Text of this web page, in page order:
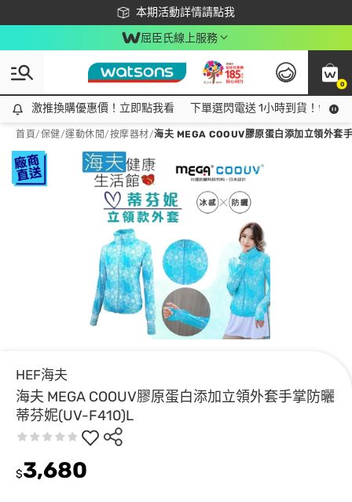
本期活動詳情請點我
下載app最高回饋$350
屈臣氏線上服務
0
激推換購優惠價！立即點我看
激推換購優惠價！立即點我看 下單選閃電送 1小時到貨！領神
首頁/保健/運動休閒/按摩器材/海夫 MEGA COOUV膠原蛋白添加立領外套
HEF海夫
海夫 MEGA COOUV膠原蛋白添加立領外套手掌防曬
蒂芬妮(UV-F410)L
$3,680